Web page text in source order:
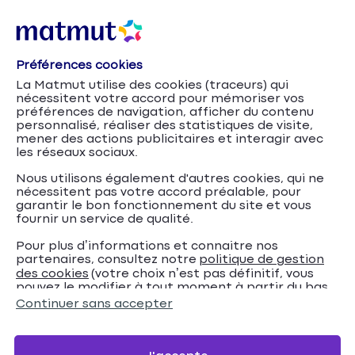
Accueil Assurance Auto Conseils
Comment changer
l’adresse sur une carte grise et à quel moment ?
Comment changer
Préférences cookies
La Matmut utilise des cookies (traceurs) qui
nécessitent votre accord pour mémoriser vos
préférences de navigation, afficher du contenu
personnalisé, réaliser des statistiques de visite,
mener des actions publicitaires et interagir avec
les réseaux sociaux.
Nous utilisons également d'autres cookies, qui ne
nécessitent pas votre accord préalable, pour
garantir le bon fonctionnement du site et vous
fournir un service de qualité.
Pour plus d’informations et connaitre nos
partenaires, consultez notre politique de gestion
des cookies (votre choix n’est pas définitif, vous
pouvez le modifier à tout moment à partir du bas
de page de notre site).
Continuer sans accepter